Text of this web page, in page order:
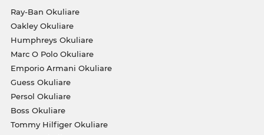
Ray-Ban Okuliare
Oakley Okuliare
Humphreys Okuliare
Marc O Polo Okuliare
Emporio Armani Okuliare
Guess Okuliare
Persol Okuliare
Boss Okuliare
Tommy Hilfiger Okuliare